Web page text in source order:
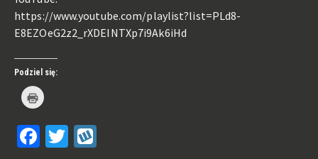
https://www.youtube.com/playlist?list=PLd8-
E8EZOeG2z2_rXDEINTXp7i9Ak6iHd
Podziel się:
Kliknij
by
w
nowym
oknie)
Facebook
Twitter